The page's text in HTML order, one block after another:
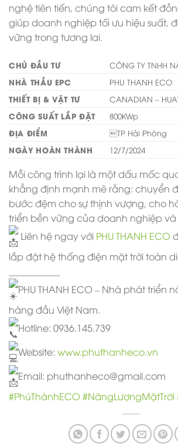
nghệ tiên tiến, chúng tôi cam kết
giúp doanh nghiệp tối ưu hiệu suất,
vững trong tương lai.
CHỦ ĐẦU TƯ CÔNG TY TNHH
NHÀ THẦU EPC PHU THANH ECO
THIẾT BỊ & VẬT TƯ CANADIAN –
CÔNG SUẤT LẮP ĐẶT 800KWp
ĐỊA ĐIỂM TP Hải Phòng
NGÀY HOÀN THÀNH 12/7/2024
Mỗi công trình lại là một dấu mốc
khẳng định mạnh mẽ rằng: chuyển
bước đệm cho sự thịnh vượng, cho
triển bền vững của doanh nghiệp và
Liên hệ ngay với PHU THANH ECO
lắp đặt hệ thống điện mặt trời toàn
PHU THANH ECO – Nhà phát triển
hàng đầu Việt Nam.
Hotline: 0936.145.739
Website: www.phuthanheco.vn
Email: phuthanheco@gmail.com
#PhúThànhECO#NăngLượngMặtTrời